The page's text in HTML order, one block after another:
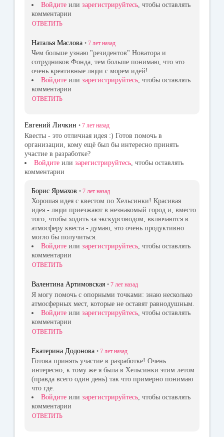
Войдите или зарегистрируйтесь , чтобы оставлять
комментарии
ОТВЕТИТЬ
Наталья Маслова • 7 лет назад
Чем больше узнаю "резидентов" Новатора и
сотрудников Фонда, тем больше понимаю, что это
очень креативные люди с морем идей!
Войдите или зарегистрируйтесь, чтобы оставлять
комментарии
ОТВЕТИТЬ
Евгений Личкин • 7 лет назад
Квесты - это отличная идея :) Готов помочь в
организации, кому ещё был бы интересно принять
участие в разработке?
Войдите или зарегистрируйтесь , чтобы оставлять
комментарии
Борис Ярмахов • 7 лет назад
Хорошая идея с квестом по Хельсинки! Красивая
идея - люди приезжают в незнакомый город и, вместо
того, чтобы ходить за экскурсоводом, включаются в
атмосферу квеста - думаю, это очень продуктивно
могло бы получиться.
Войдите или зарегистрируйтесь, чтобы оставлять
комментарии
ОТВЕТИТЬ
Валентина Артимовская • 7 лет назад
Я могу помочь с опорными точками: знаю несколько
атмосферных мест, которые не оставят равнодушным.
Войдите или зарегистрируйтесь , чтобы оставлять
комментарии
ОТВЕТИТЬ
Екатерина Додонова • 7 лет назад
Готова принять участие в разработке! Очень
интересно, к тому же я была в Хельсинки этим летом
(правда всего один день) так что примерно понимаю
что где.
Войдите или зарегистрируйтесь, чтобы оставлять
комментарии
ОТВЕТИТЬ